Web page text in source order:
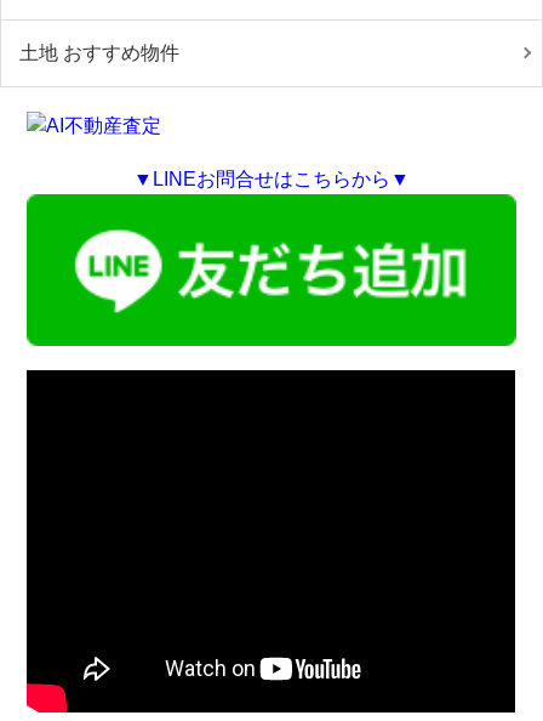
土地 おすすめ物件
▼LINEお問合せはこちらから▼